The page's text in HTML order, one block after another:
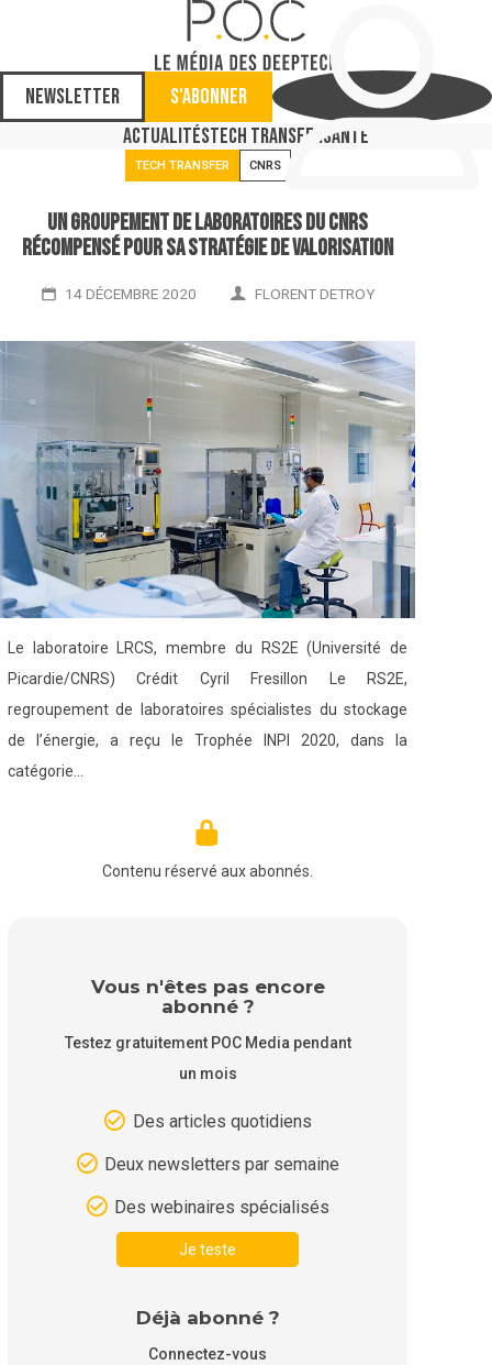
Newsletter
S'abonner
ActualitésTech TransferSanté
TECH TRANSFER CNRS
Un groupement de laboratoires du CNRS
récompensé pour sa stratégie de valorisation
14 DÉCEMBRE 2020 FLORENT DETROY
Le laboratoire LRCS, membre du RS2E (Université de
Picardie/CNRS) Crédit Cyril Fresillon Le RS2E,
regroupement de laboratoires spécialistes du stockage
de l’énergie, a reçu le Trophée INPI 2020, dans la
catégorie…
Contenu réservé aux abonnés.
Vous n'êtes pas encore
abonné ?
Testez gratuitement POC Media pendant
un mois
Des articles quotidiens
Deux newsletters par semaine
Des webinaires spécialisés
Je teste
Déjà abonné ?
Connectez-vous